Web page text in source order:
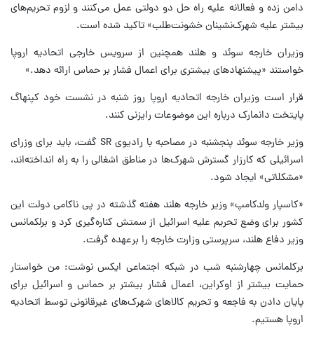
دامن زده و فعالانه علیه راه حل دو دولتی عمل می‌کنند و لزوم تحریم‌های
بیشتر علیه شهرک‌نشینان خشونت‌طلب» تاکید شده است.
وزیران خارجه سوئد و هلند همچنین از سرویس خارجی اتحادیه اروپا
خواستند «پیشنهادهای بیشتری برای اعمال فشار بر حماس ارائه دهد.»
قرار است وزیران خارجه اتحادیه اروپا روز شنبه در نشست خود کپنهاگ
پایتخت دانمارک درباره این موضوعات رایزنی کنند.
وزیر خارجه سوئد پنجشنبه در مصاحبه با رادیوی SR گفت، باید برای وزرای
اسرائیلی که کارزار گسترش شهرک‌ها در مناطق اشغالی را به راه انداخته‌اند،
«مشکلاتی» ایجاد شود.
«کاسپار ولدکامپ» وزیر خارجه هلند هفته گذشته در پی ناکامی دولت این
کشور برای وضع تحریم علیه اسرائیل از سمتش کناره‌گیری کرد و برلکمانس
وزیر دفاع هلند، سرپرستی وزارت خارجه را برعهده گرفت.
برکلمانس چهارشنبه شب در شبکه اجتماعی ایکس نوشت: من خواستار
حمایت بیشتر از اوکراین، اعمال فشار بیشتر بر حماس و اسرائیل برای
پایان دادن به فاجعه و تحریم کالاهای شهرک‌های غیرقانونی توسط اتحادیه
اروپا هستیم.